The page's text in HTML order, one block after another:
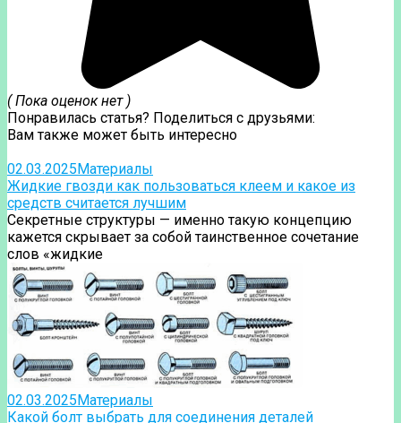
( Пока оценок нет )
Понравилась статья? Поделиться с друзьями:
Вам также может быть интересно
02.03.2025Материалы
Жидкие гвозди как пользоваться клеем и какое из
средств считается лучшим
Секретные структуры — именно такую концепцию
кажется скрывает за собой таинственное сочетание
слов «жидкие
02.03.2025Материалы
Какой болт выбрать для соединения деталей